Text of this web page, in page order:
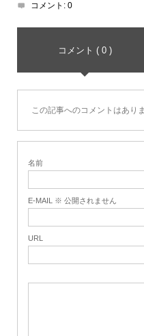
コメント: 0
コメント ( 0 )
この記事へのコメントはありま
名前
E-MAIL ※ 公開されません
URL